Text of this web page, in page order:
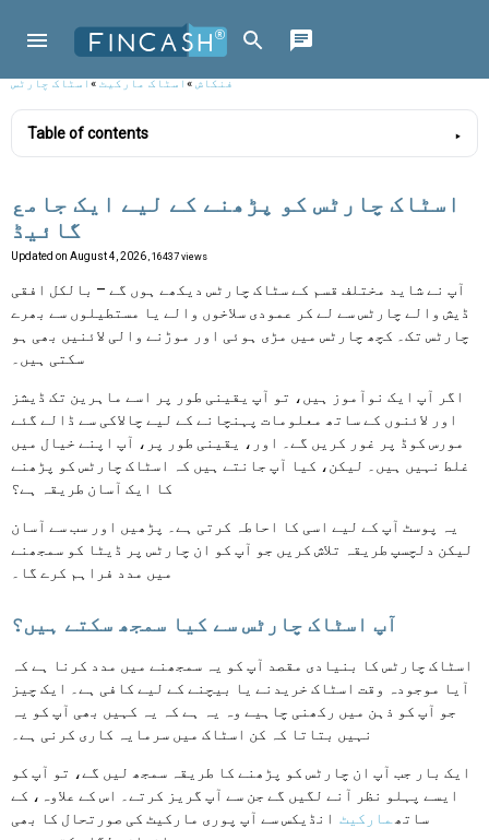
فنکاش»اسٹاک مارکیٹ»اسٹاک چارٹس
Table of contents
اسٹاک چارٹس کو پڑھنے کے لیے ایک جامع
گائیڈ
Updated on August 4, 2026 , 16437 views
آپ نے شاید مختلف قسم کے سٹاک چارٹس دیکھے ہوں گے – بالکل افقی
ڈیش والے چارٹس سے لے کر عمودی سلاخوں والے یا مستطیلوں سے بھرے
چارٹس تک۔ کچھ چارٹس میں مڑی ہوئی اور موڑنے والی لائنیں بھی ہو
سکتی ہیں۔
اگر آپ ایک نوآموز ہیں، تو آپ یقینی طور پر اسے ماہرین تک ڈیشز
اور لائنوں کے ساتھ معلومات پہنچانے کے لیے چالاکی سے ڈالے گئے
مورس کوڈ پر غور کریں گے۔ اور، یقینی طور پر، آپ اپنے خیال میں
غلط نہیں ہیں۔ لیکن، کیا آپ جانتے ہیں کہ اسٹاک چارٹس کو پڑھنے
کا ایک آسان طریقہ ہے؟
یہ پوسٹ آپ کے لیے اسی کا احاطہ کرتی ہے۔ پڑھیں اور سب سے آسان
لیکن دلچسپ طریقہ تلاش کریں جو آپ کو ان چارٹس پر ڈیٹا کو سمجھنے
میں مدد فراہم کرے گا۔
آپ اسٹاک چارٹس سے کیا سمجھ سکتے ہیں؟
اسٹاک چارٹس کا بنیادی مقصد آپ کو یہ سمجھنے میں مدد کرنا ہے کہ
آیا موجودہ وقت اسٹاک خریدنے یا بیچنے کے لیے کافی ہے۔ ایک چیز
جو آپ کو ذہن میں رکھنی چاہیے وہ یہ ہے کہ یہ کہیں بھی آپ کو یہ
نہیں بتاتا کہ کن اسٹاک میں سرمایہ کاری کرنی ہے۔
ایک بار جب آپ ان چارٹس کو پڑھنے کا طریقہ سمجھ لیں گے، تو آپ کو
ایسے پہلو نظر آنے لگیں گے جن سے آپ گریز کرتے۔ اس کے علاوہ، کے
ساتھ مارکیٹ انڈیکس سے آپ پوری مارکیٹ کی صورتحال کا بھی